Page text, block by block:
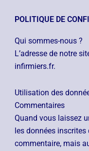
POLITIQUE DE
Qui sommes-nous ?
L’adresse de notre
infirmiers.fr.
Utilisation des
Commentaires
Quand vous laissez
les données
commentaire, mais